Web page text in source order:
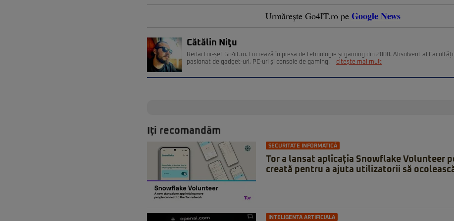
Urmărește Go4IT.ro pe Google News
Cătălin Niţu
Redactor-șef Go4it.ro. Lucrează în presa de tehnologie și gaming din 2008. Absolvent al
pasionat de gadget-uri, PC-uri și console de gaming.
citește mai mult
Iți recomandăm
SECURITATE INFORMATICĂ
Tor a lansat aplicația Snowflake Volunteer
creată pentru a ajuta utilizatorii să
INTELIGENTA ARTIFICIALA